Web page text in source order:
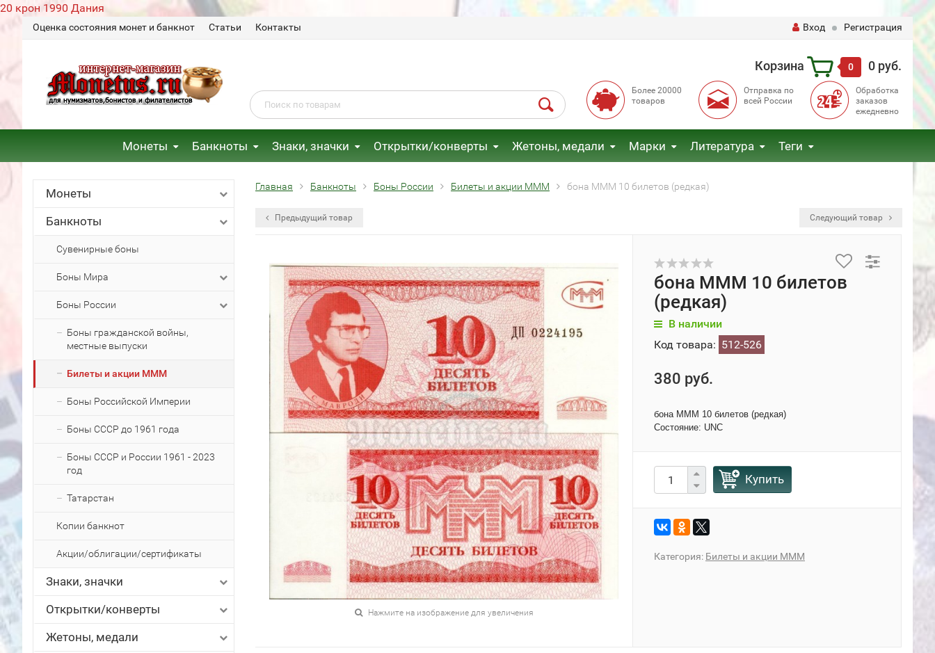
20 крон 1990 Дания
Оценка состояния монет и банкнот Статьи Контакты Вход Регистрация
Корзина 0 0 руб.
Более 20000
товаров
Отправка по
всей России
Обработка
заказов
ежедневно
Монеты Банкноты Знаки, значки Открытки/конверты Жетоны, медали Марки Литература Теги
Монеты
Банкноты
Сувенирные боны
Боны Мира
Боны России
Боны гражданской войны,
местные выпуски
Билеты и акции МММ
Боны Российской Империи
Боны СССР до 1961 года
Боны СССР и России 1961 - 2023
год
Татарстан
Копии банкнот
Акции/облигации/сертификаты
Знаки, значки
Открытки/конверты
Жетоны, медали
Главная Банкноты Боны России Билеты и акции МММ бона МММ 10 билетов (редкая)
Предыдущий товар Следующий товар
Нажмите на изображение для увеличения
бона МММ 10 билетов
(редкая)
В наличии
Код товара: 512-526
380 руб.
бона МММ 10 билетов (редкая)
Состояние: UNC
Купить
Категория: Билеты и акции МММ